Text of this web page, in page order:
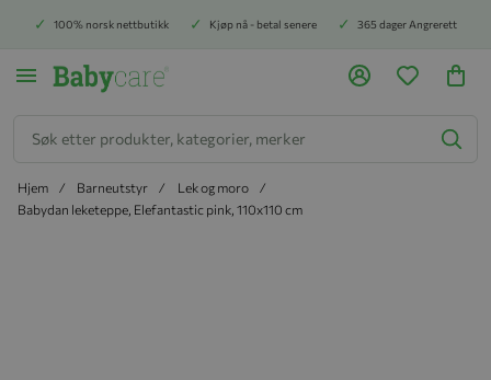
100% norsk nettbutikk Kjøp nå - betal senere 365 dager Angrerett
Hjem Barneutstyr
Lek og moro
Babydan leketeppe, Elefantastic pink, 110x110 cm